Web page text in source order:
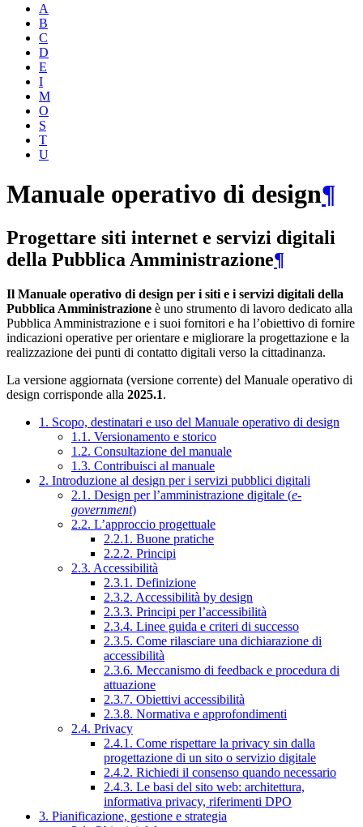
A
B
C
D
E
I
M
O
S
T
U
Manuale operativo di design¶
Progettare siti internet e servizi digitali
della Pubblica Amministrazione¶
Il Manuale operativo di design per i siti e i servizi digitali della
Pubblica Amministrazione è uno strumento di lavoro dedicato alla
Pubblica Amministrazione e i suoi fornitori e ha l’obiettivo di fornire
indicazioni operative per orientare e migliorare la progettazione e la
realizzazione dei punti di contatto digitali verso la cittadinanza.
La versione aggiornata (versione corrente) del Manuale operativo di
design corrisponde alla 2025.1.
1. Scopo, destinatari e uso del Manuale operativo di design
1.1. Versionamento e storico
1.2. Consultazione del manuale
1.3. Contribuisci al manuale
2. Introduzione al design per i servizi pubblici digitali
2.1. Design per l’amministrazione digitale (e-
government)
2.2. L’approccio progettuale
2.2.1. Buone pratiche
2.2.2. Principi
2.3. Accessibilità
2.3.1. Definizione
2.3.2. Accessibilità by design
2.3.3. Principi per l’accessibilità
2.3.4. Linee guida e criteri di successo
2.3.5. Come rilasciare una dichiarazione di
accessibilità
2.3.6. Meccanismo di feedback e procedura di
attuazione
2.3.7. Obiettivi accessibilità
2.3.8. Normativa e approfondimenti
2.4. Privacy
2.4.1. Come rispettare la privacy sin dalla
progettazione di un sito o servizio digitale
2.4.2. Richiedi il consenso quando necessario
2.4.3. Le basi del sito web: architettura,
informativa privacy, riferimenti DPO
3. Pianificazione, gestione e strategia